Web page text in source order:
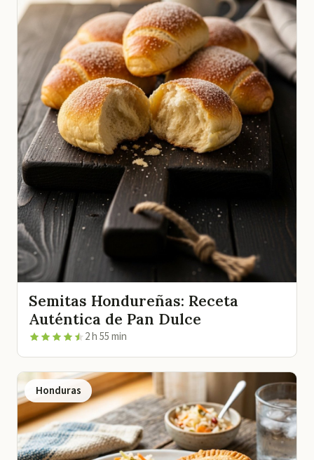
Semitas Hondureñas: Receta
Auténtica de Pan Dulce
2 h 55 min
Honduras